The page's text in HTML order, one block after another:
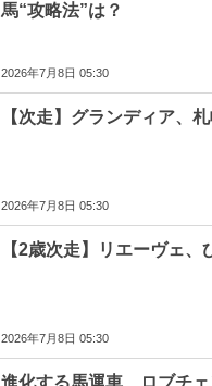
馬“攻略法”は？
2026年7月8日 05:30
【次走】グランディア、
2026年7月8日 05:30
【2歳次走】リエーヴェ、
2026年7月8日 05:30
進化する馬運車 ロブチェ